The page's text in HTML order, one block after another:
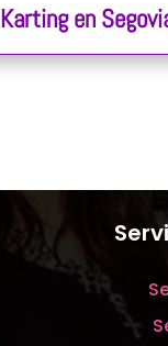
Karting en